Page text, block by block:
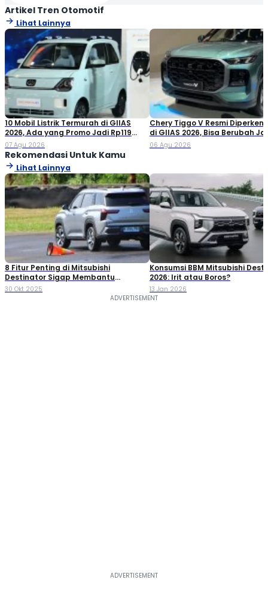
Artikel Tren Otomotif
Lihat Lainnya
10 Mobil Listrik Termurah di GIIAS
2026, Ada yang Promo Jadi Rp119
Jutaan!
07 Agu 2026
Chery Tiggo V Resmi
di GIIAS 2026, Bisa Berubah
Double Cabin
06 Agu 2026
Rekomendasi Untuk Kamu
Lihat Lainnya
8 Fitur Penting di Mitsubishi
Destinator Sigap Membantu
Berkendara Saat Hujan
30 Okt 2025
Konsumsi BBM Mitsubishi
2026: Irit atau Boros?
13 Jan 2026